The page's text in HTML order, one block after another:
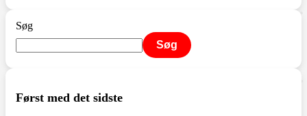
Søg
Søg
Først med det sidste